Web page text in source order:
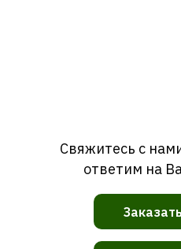
Свяжитесь с
ответим на